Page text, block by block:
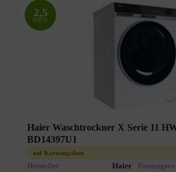
2,5
NOTE
Haier Waschtrockner X Serie 11
BD14397U1
auf Kernangaben
Hersteller Haier